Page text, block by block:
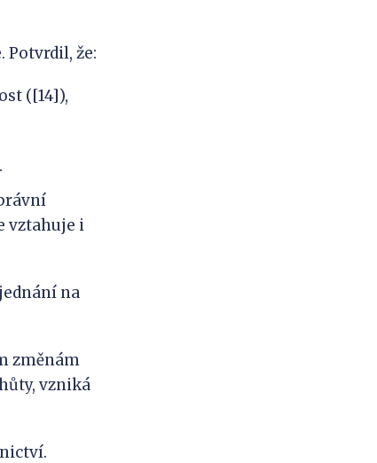
Potvrdil, že:
([14]),
vztahuje i
na
změnám
vzniká